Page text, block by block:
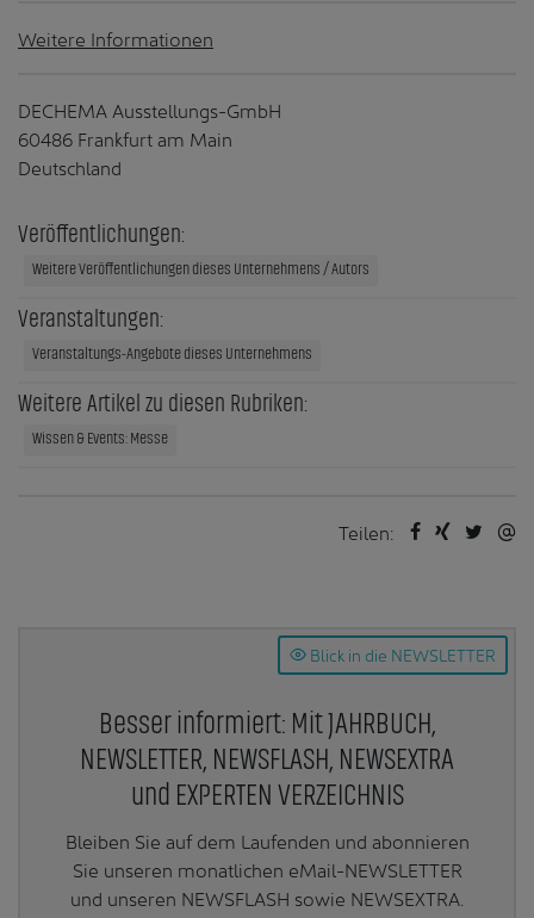
Weitere Informationen
DECHEMA Ausstellungs-GmbH
60486 Frankfurt am Main
Deutschland
Veröffentlichungen:
Weitere Veröffentlichungen dieses Unternehmens / Autors
Veranstaltungen:
Veranstaltungs-Angebote dieses Unternehmens
Weitere Artikel zu diesen Rubriken:
Wissen & Events: Messe
Teilen:
Blick in die NEWSLETTER
Besser informiert: Mit JAHRBUCH,
NEWSLETTER, NEWSFLASH, NEWSEXTRA
und EXPERTEN VERZEICHNIS
Bleiben Sie auf dem Laufenden und abonnieren
Sie unseren monatlichen eMail-NEWSLETTER
und unseren NEWSFLASH sowie NEWSEXTRA.